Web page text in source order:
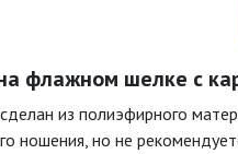
флажном шелке с
сделан из полиэфирного
ношения, но не